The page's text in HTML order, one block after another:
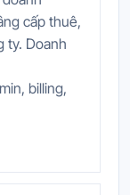
cấp thuê,
ty. Doanh
billing,